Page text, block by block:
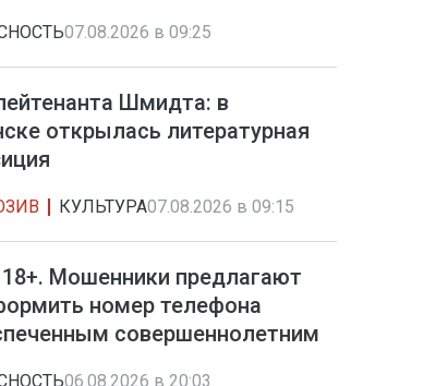
07.08.2026 в 09:25
Шмидта: в
открылась литературная
КУЛЬТУРА07.08.2026 в 09:15
Мошенники предлагают
номер телефона
совершеннолетним
06.08.2026 в 20:03